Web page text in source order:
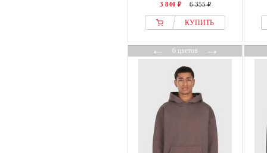
3 840 ₽ 6 355 ₽
КУПИТЬ
←6 цветов→